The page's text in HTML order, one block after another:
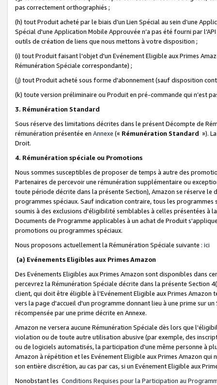
pas correctement orthographiés ;
(h) tout Produit acheté par le biais d’un Lien Spécial au sein d’une
Spécial d'une Application Mobile Approuvée n’a pas été fourni par
outils de création de liens que nous mettons à votre disposition ;
(i) tout Produit faisant l'objet d'un Evénement Eligible aux Primes
Rémunération Spéciale correspondante) ;
(j) tout Produit acheté sous forme d'abonnement (sauf disposition
(k) toute version préliminaire ou Produit en pré-commande qui n’est
3. Rémunération Standard
Sous réserve des limitations décrites dans le présent Décompte de
rémunération présentée en Annexe (« Rémunération Standard »).
Droit.
4. Rémunération spéciale ou Promotions
Nous sommes susceptibles de proposer de temps à autre des
Partenaires de percevoir une rémunération supplémentaire ou
toute période décrite dans la présente Section), Amazon se réserve
programmes spéciaux. Sauf indication contraire, tous les
soumis à des exclusions d'éligibilité semblables à celles présentées à
Documents de Programme applicables à un achat de Produit
promotions ou programmes spéciaux.
Nous proposons actuellement la Rémunération Spéciale suivante : ici
(a) Evénements Eligibles aux Primes Amazon
Des Evénements Eligibles aux Primes Amazon sont disponibles dans
percevrez la Rémunération Spéciale décrite dans la présente Section
client, qui doit être éligible à l'Evénement Eligible aux Primes Amazon
vers la page d'accueil d'un programme donnant lieu à une prime sur
récompensée par une prime décrite en Annexe.
Amazon ne versera aucune Rémunération Spéciale dès lors que
violation ou de toute autre utilisation abusive (par exemple, des
ou de logiciels automatisés, la participation d'une même personne à
Amazon à répétition et les Evénement Eligible aux Primes Amazon qui
son entière discrétion, au cas par cas, si un Evénement Eligible aux
Nonobstant les Conditions Requises pour la Participation au